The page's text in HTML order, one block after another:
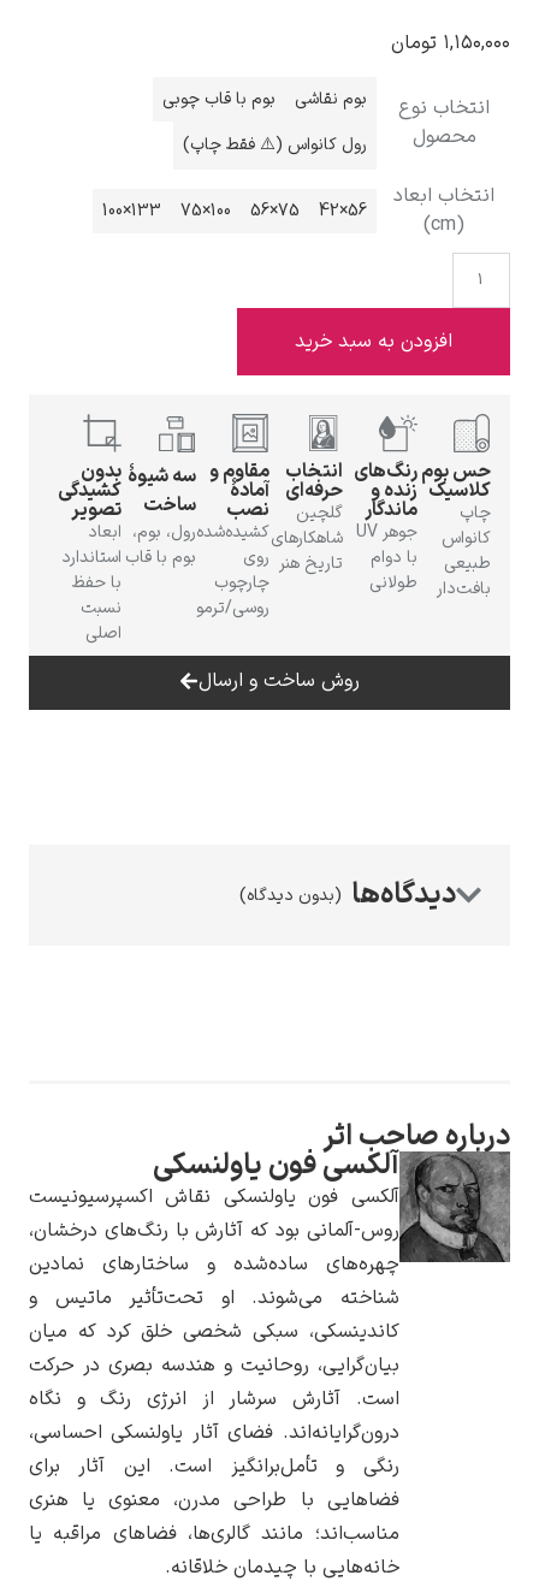
ادوارد هاپر
لودویگ دویچ
رامبرانت
یوهانس فرمیر
پرفروش‌ترین
تابلوها
۱,۱۵۰,۰۰۰ تومان
انتخاب نوع
محصول
بوم نقاشی
بوم با قاب چوبی
رول کانواس (⚠️ فقط چاپ)
انتخاب ابعاد
(cm)
56×42
75×56
100×75
133×100
افزودن به سبد خرید
حس بوم
کلاسیک
چاپ
کانواس
طبیعی
بافت‌دار
رنگ‌های
زنده و
ماندگار
جوهر UV
با دوام
طولانی
انتخاب
حرفه‌ای
گلچین
شاهکارهای
تاریخ هنر
مقاوم و
آمادهٔ
نصب
کشیده‌شده
روی
چارچوب
روسی/ترمو
سه شیوهٔ
ساخت
رول، بوم،
بوم با قاب
بدون
کشیدگی
تصویر
ابعاد
استاندارد
با حفظ
نسبت
اصلی
روش ساخت و ارسال
(بدون دیدگاه)
درباره صاحب اثر
آلکسی فون یاولنسکی
آلکسی فون یاولنسکی نقاش اکسپرسیونیست
روس-آلمانی بود که آثارش با رنگ‌های درخشان،
چهره‌های ساده‌شده و ساختارهای نمادین
شناخته می‌شوند. او تحت‌تأثیر ماتیس و
کاندینسکی، سبکی شخصی خلق کرد که میان
بیان‌گرایی، روحانیت و هندسه بصری در حرکت
است. آثارش سرشار از انرژی رنگ و نگاه
درون‌گرایانه‌اند. فضای آثار یاولنسکی احساسی،
رنگی و تأمل‌برانگیز است. این آثار برای
فضاهایی با طراحی مدرن، معنوی یا هنری
مناسب‌اند؛ مانند گالری‌ها، فضاهای مراقبه یا
خانه‌هایی با چیدمان خلاقانه.